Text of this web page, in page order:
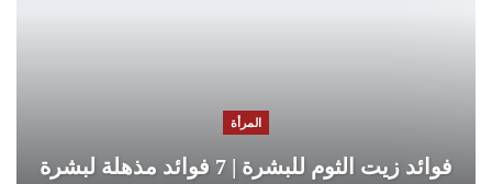
المرأة
فوائد زيت الثوم للبشرة | 7 فوائد مذهلة لبشرة